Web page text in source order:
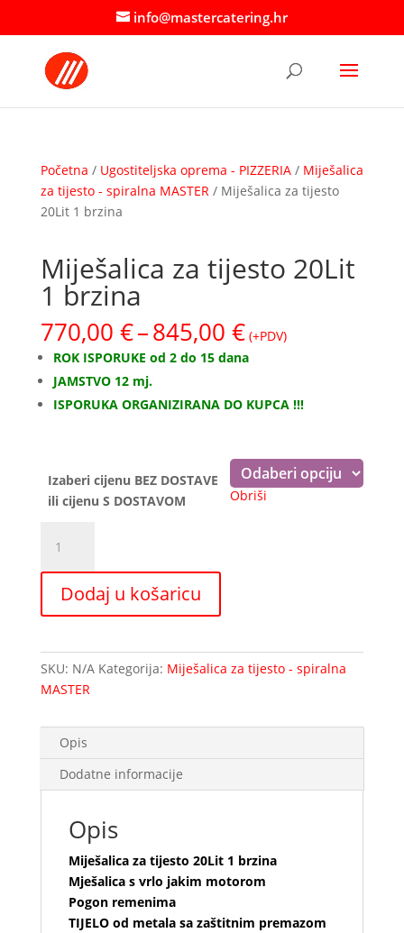
info@mastercatering.hr
Početna / Ugostiteljska oprema - PIZZERIA/ Miješalica
za tijesto - spiralna MASTER / Miješalica za tijesto
20Lit 1 brzina
Miješalica za tijesto 20Lit
1 brzina
770,00 €–845,00 €Raspon
cijena:
od
770,00 €
do
(+PDV)
ROK ISPORUKE od 2 do 15 dana
JAMSTVO 12 mj.
ISPORUKA ORGANIZIRANA DO KUPCA !!!
Izaberi cijenu BEZ DOSTAVE
ili cijenu S DOSTAVOM
Obriši
tijesto
20Lit
1
količina
Dodaj u košaricu
SKU: N/A Kategorija: Miješalica za tijesto - spiralna
MASTER
Opis
Dodatne informacije
Opis
Miješalica za tijesto 20Lit 1 brzina
Mješalica s vrlo jakim motorom
Pogon remenima
TIJELO od metala sa zaštitnim premazom